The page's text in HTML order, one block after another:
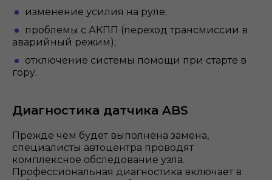
изменение усилия на руле;
проблемы с АКПП (переход трансмиссии в
аварийный режим);
отключение системы помощи при старте в
гору.
Диагностика датчика ABS
Прежде чем будет выполнена замена,
специалисты автоцентра проводят
комплексное обследование узла.
Профессиональная диагностика включает в